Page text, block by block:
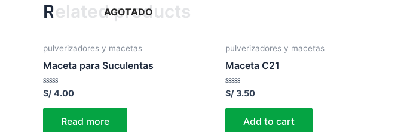
Related products
AGOTADO
pulverizadores y macetas
Maceta para Suculentas
Rated
0
out
S/4.00
Read more
pulverizadores y macetas
Maceta C21
Rated
0
out
S/3.50
Add to cart